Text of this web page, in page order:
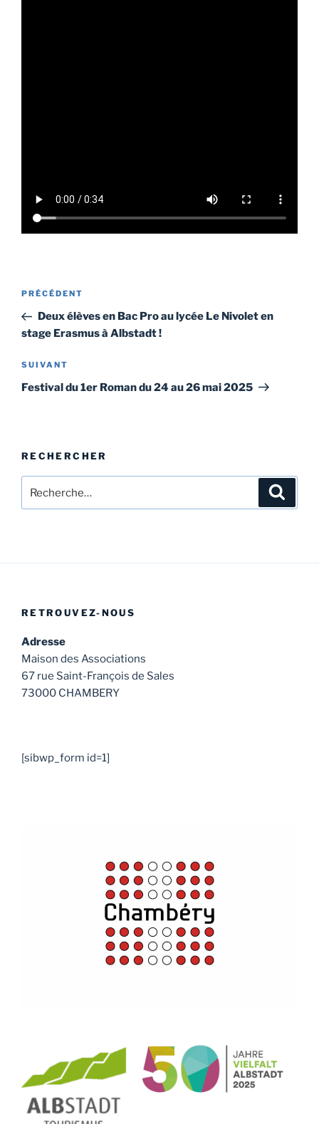
Navigation
l’article
Article
précédent
PRÉCÉDENT
Deux élèves en Bac Pro au lycée Le Nivolet en
stage Erasmus à Albstadt !
Article
suivant
SUIVANT
Festival du 1er Roman du 24 au 26 mai 2025
RECHERCHER
pour
RETROUVEZ-NOUS
Adresse
Maison des Associations
67 rue Saint-François de Sales
73000 CHAMBERY
[sibwp_form id=1]